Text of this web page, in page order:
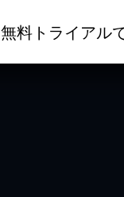
無料トライアル